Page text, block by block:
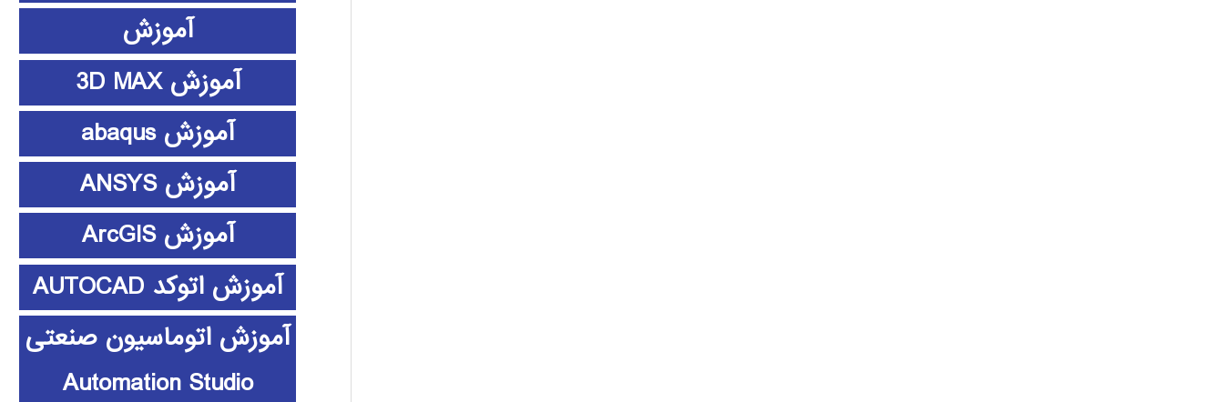
آموزش
آموزش 3D MAX
آموزش abaqus
آموزش ANSYS
آموزش ArcGIS
آموزش اتوکد AUTOCAD
آموزش اتوماسیون صنعتی
Automation Studio